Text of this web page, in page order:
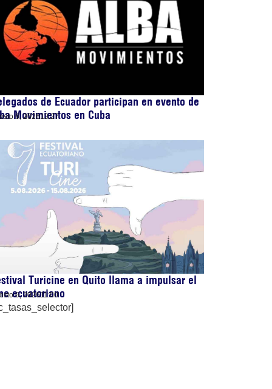
de Ecuador participan en evento de
Movimientos en Cuba
6, 202613:27
Turicine en Quito llama a impulsar el
ecuatoriano
6, 202611:00